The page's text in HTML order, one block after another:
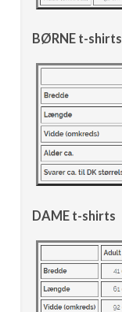
BØRNE t-shirts
DAME t-shirts